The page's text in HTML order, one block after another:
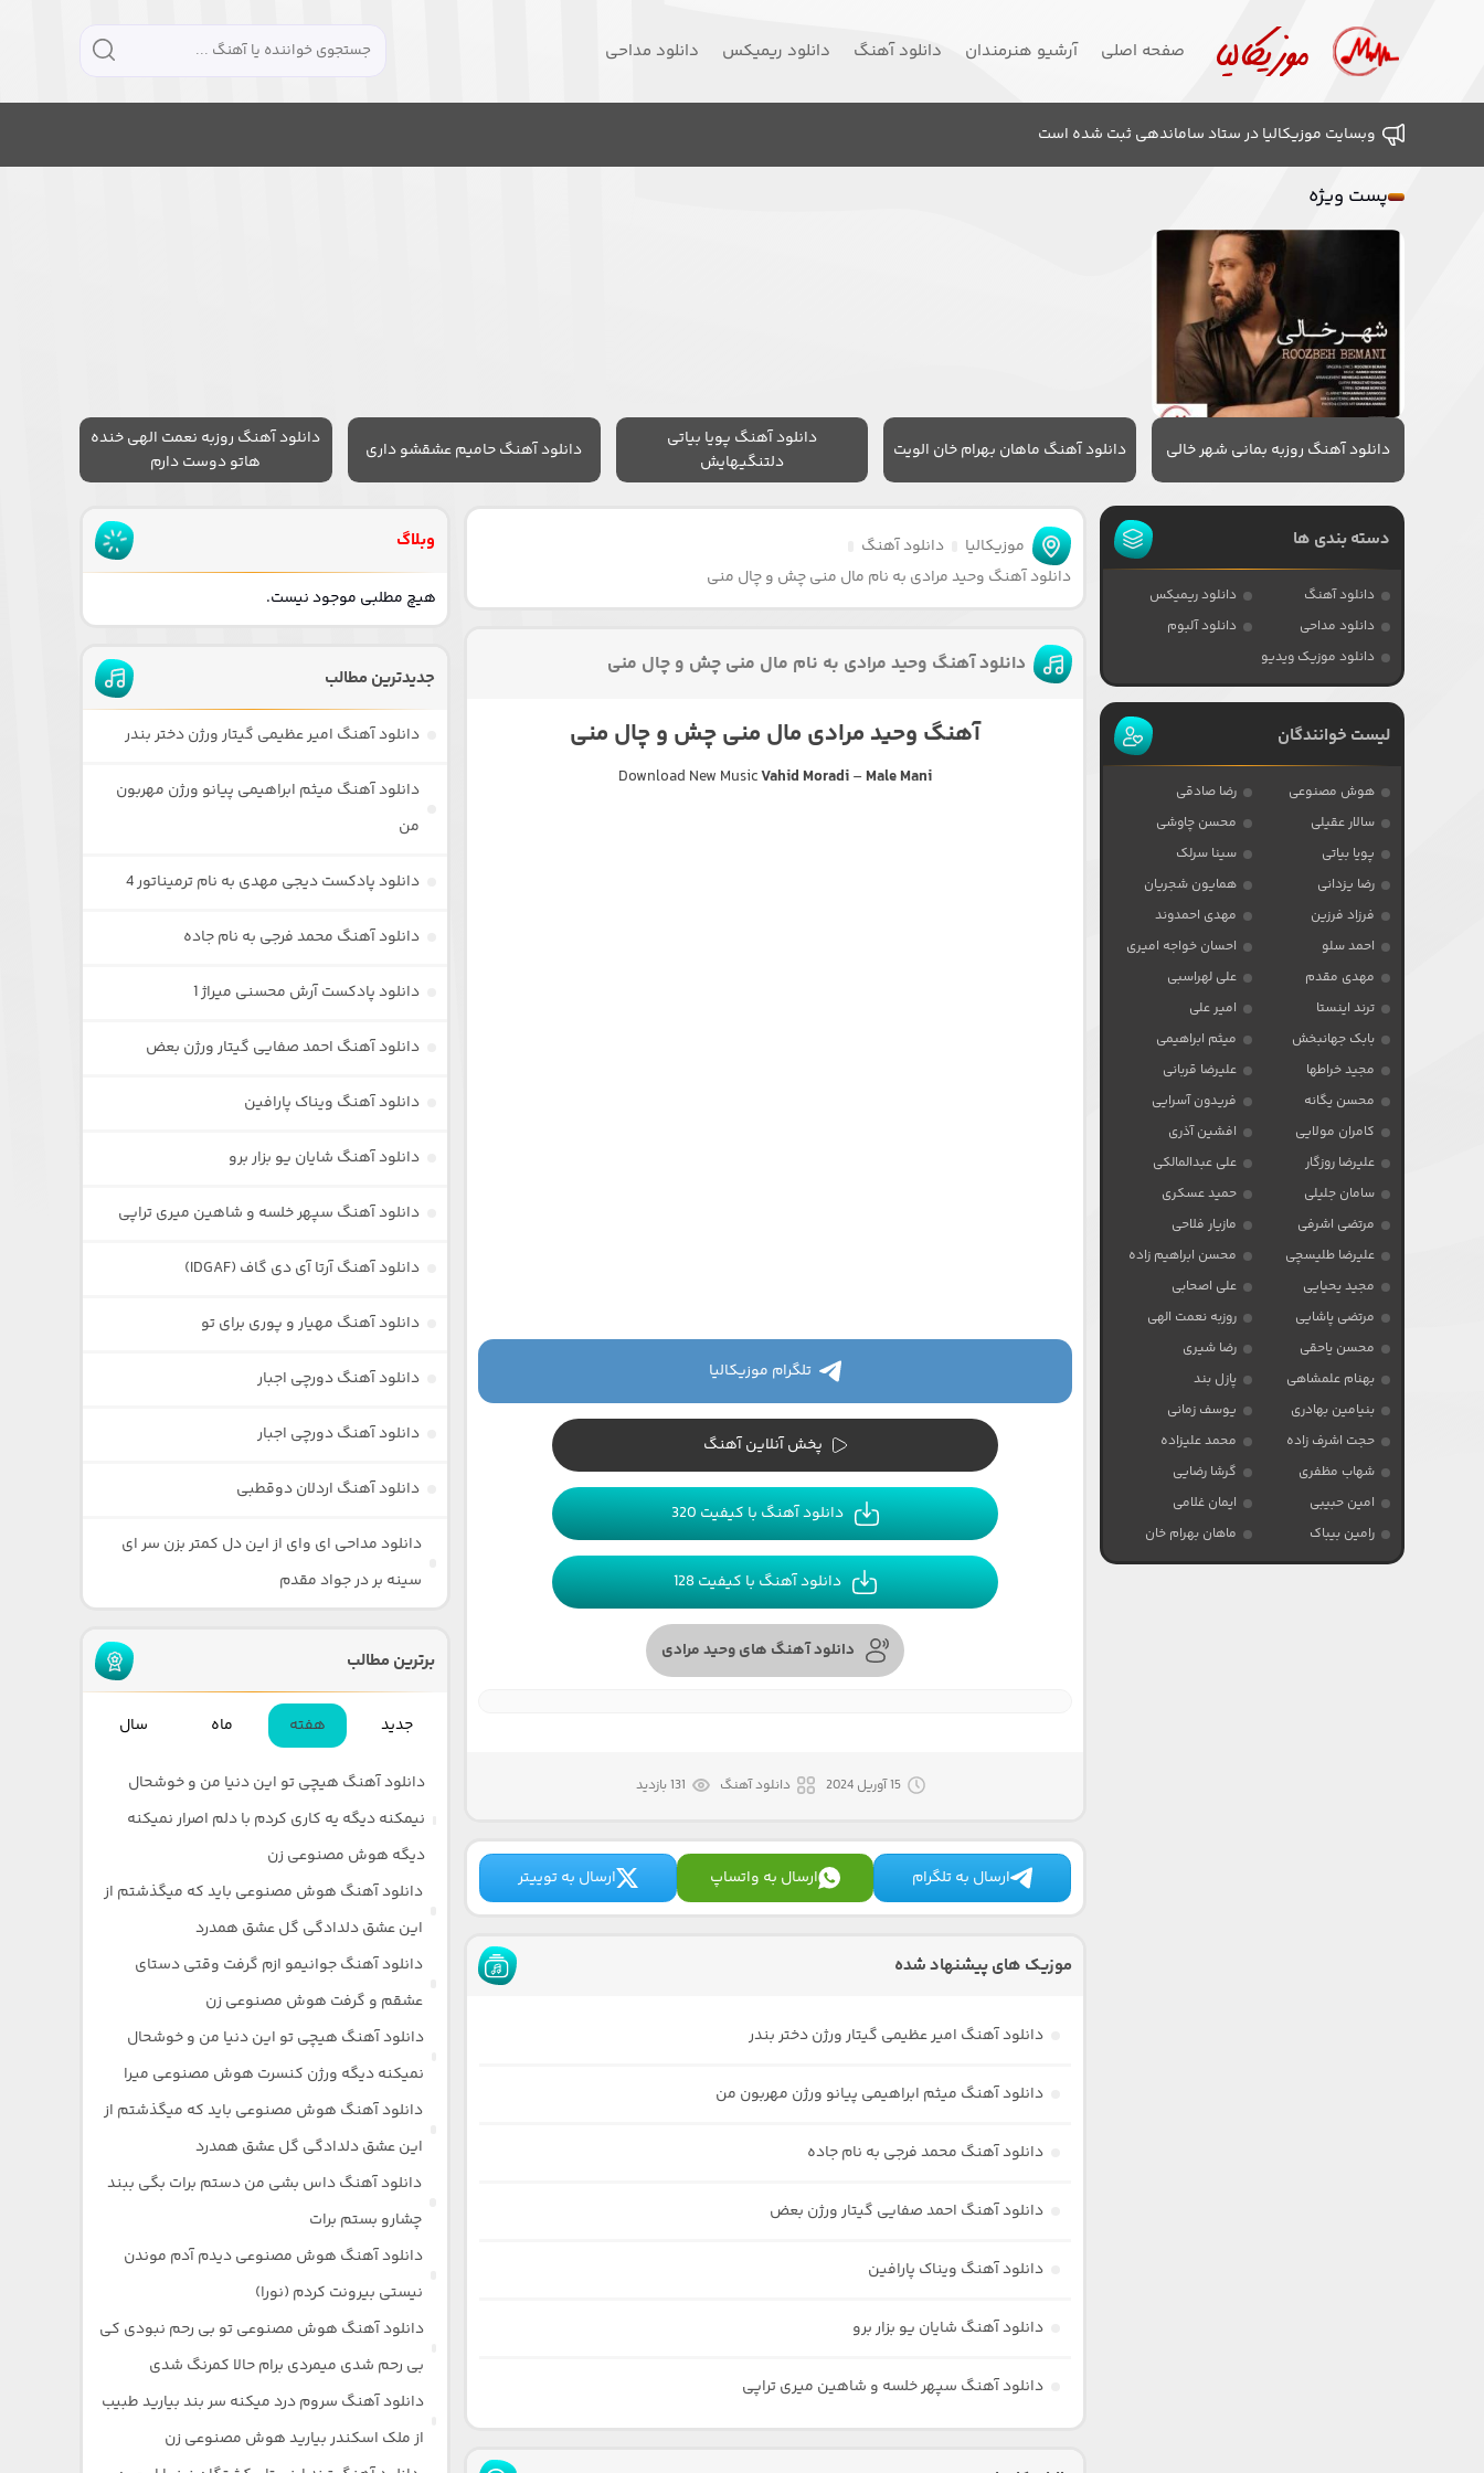
صفحه اصلی آرشیو هنرمندان دانلود آهنگ دانلود ریمیکس دانلود مداحی
وبسایت موزیکالیا در ستاد ساماندهی ثبت شده است
پست ویژه
دانلود آهنگ روزبه بمانی شهر خالی دانلود آهنگ ماهان بهرام خان الویت
دانلود آهنگ پویا بیاتی
دلتنگیهایش
دانلود آهنگ حامیم عشقشو داری
دانلود آهنگ روزبه نعمت الهی خنده
هاتو دوست دارم
موزیکالیا
دانلود آهنگ
دانلود آهنگ وحید مرادی به نام مال منی چش و چال منی
دانلود آهنگ وحید مرادی به نام مال منی چش و چال منی
آهنگ وحید مرادی مال منی چش و چال منی
Download New MusicVahid Moradi– Male Mani
تلگرام موزیکالیا
پخش آنلاین آهنگ
دانلود آهنگ با کیفیت 320
دانلود آهنگ با کیفیت 128
دانلود آهنگ های وحید مرادی
15 آوریل 2024 دانلود آهنگ 131 بازدید
ارسال به تلگرام ارسال به واتساپ ارسال به توییتر
موزیک های پیشنهاد شده
دانلود آهنگ امیر عظیمی گیتار ورژن دختر بندر
دانلود آهنگ میثم ابراهیمی پیانو ورژن مهربون من
دانلود آهنگ محمد فرجی به نام جاده
دانلود آهنگ احمد صفایی گیتار ورژن بعض
دانلود آهنگ ویناک پارافین
دانلود آهنگ شایان یو بزار برو
دانلود آهنگ سپهر خلسه و شاهین میری تراپی
دسته بندی ها
دانلود آهنگ
دانلود ریمیکس
دانلود مداحی
دانلود آلبوم
دانلود موزیک ویدیو
لیست خوانندگان
هوش مصنوعی
رضا صادقی
سالار عقیلی
محسن چاوشی
پویا بیاتی
سینا سرلک
رضا یزدانی
همایون شجریان
فرزاد فرزین
مهدی احمدوند
احمد سلو
احسان خواجه امیری
مهدی مقدم
علی لهراسبی
ترند اینستا
امیر علی
بابک جهانبخش
میثم ابراهیمی
مجید خراطها
علیرضا قربانی
محسن یگانه
فریدون آسرایی
کامران مولایی
افشین آذری
علیرضا روزگار
علی عبدالمالکی
سامان جلیلی
حمید عسکری
مرتضی اشرفی
مازیار فلاحی
علیرضا طلیسچی
محسن ابراهیم زاده
مجید یحیایی
علی اصحابی
مرتضی پاشایی
روزبه نعمت الهی
محسن یاحقی
رضا شیری
بهنام علمشاهی
پازل بند
بنیامین بهادری
یوسف زمانی
حجت اشرف زاده
محمد علیزاده
شهاب مظفری
گرشا رضایی
امین حبیبی
ایمان غلامی
رامین بیباک
ماهان بهرام خان
وبلاگ
هیچ مطلبی موجود نیست.
جدیدترین مطالب
دانلود آهنگ امیر عظیمی گیتار ورژن دختر بندر
دانلود آهنگ میثم ابراهیمی پیانو ورژن مهربون
من
دانلود پادکست دیجی مهدی به نام ترمیناتور 4
دانلود آهنگ محمد فرجی به نام جاده
دانلود پادکست آرش محسنی میراژ 1
دانلود آهنگ احمد صفایی گیتار ورژن بعض
دانلود آهنگ ویناک پارافین
دانلود آهنگ شایان یو بزار برو
دانلود آهنگ سپهر خلسه و شاهین میری تراپی
دانلود آهنگ آرتا آی دی گاف (IDGAF)
دانلود آهنگ مهیار و پوری برای تو
دانلود آهنگ دورچی اجبار
دانلود آهنگ دورچی اجبار
دانلود آهنگ اردلان دوقطبی
دانلود مداحی ای وای از این دل کمتر بزن سر ای
سینه بر در جواد مقدم
برترین مطالب
جدید هفته ماه سال
دانلود آهنگ هیچی تو این دنیا من و خوشحال
نیمکنه دیگه یه کاری کردم با دلم اصرار نمیکنه
دیگه هوش مصنوعی زن
دانلود آهنگ هوش مصنوعی باید که میگذشتم از
این عشق دلدادگی گل عشق همدرد
دانلود آهنگ جوانیمو ازم گرفت وقتی دستای
عشقم و گرفت هوش مصنوعی زن
دانلود آهنگ هیچی تو این دنیا من و خوشحال
نمیکنه دیگه ورژن کنسرت هوش مصنوعی میرا
دانلود آهنگ هوش مصنوعی باید که میگذشتم از
این عشق دلدادگی گل عشق همدرد
دانلود آهنگ داس بشی من دستم برات بگی ببند
چشارو بستم برات
دانلود آهنگ هوش مصنوعی دیدم آدم موندن
نیستی بیرونت کردم (نورا)
دانلود آهنگ هوش مصنوعی تو بی رحم نبودی کی
بی رحم شدی میمردی برام حالا کمرنگ شدی
دانلود آهنگ سروم درد میکنه سر بند بیارید طبیب
از ملک اسکندر بیارید هوش مصنوعی زن